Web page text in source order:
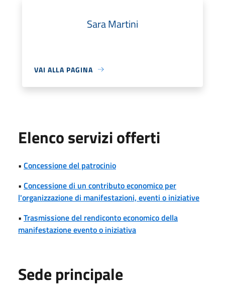
Sara Martini
VAI ALLA PAGINA
Elenco servizi offerti
• Concessione del patrocinio
• Concessione di un contributo economico per
l'organizzazione di manifestazioni, eventi o iniziative
• Trasmissione del rendiconto economico della
manifestazione evento o iniziativa
Sede principale